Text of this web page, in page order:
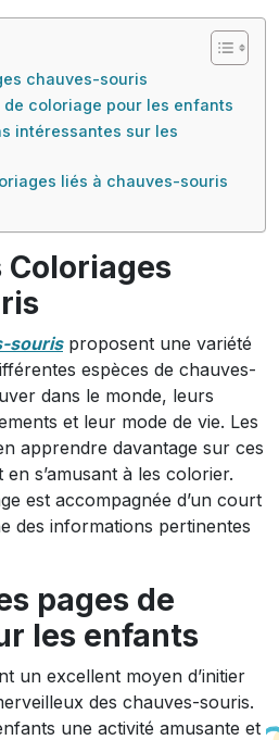
chauves-souris
de coloriage pour les enfants
intéressantes sur les
liés à chauves-souris
Coloriages
sourisproposent une variété
espèces de chauves-
dans le monde, leurs
et leur mode de vie. Les
apprendre davantage sur ces
s’amusant à les colorier.
est accompagnée d’un court
des informations pertinentes
pages de
les enfants
un excellent moyen d’initier
des chauves-souris.
une activité amusante et